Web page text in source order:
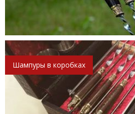
Шампуры в коробках